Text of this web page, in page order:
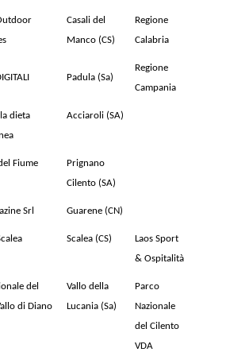
Casali del
Manco (CS)
Regione
Calabria
Padula (Sa)
Regione
Campania
dieta
Acciaroli (SA)
Fiume
Prignano
Cilento (SA)
Srl Guarene (CN)
Scalea (CS)
Laos Sport
& Ospitalità
del
di Diano
Vallo della
Lucania (Sa)
Parco
Nazionale
del Cilento
VDA